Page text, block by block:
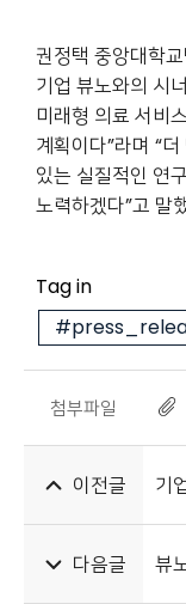
권정택 중앙대학
기업 뷰노와의 시
미래형 의료 서비
계획이다”라며 “
있는 실질적인 연
노력하겠다”고 말
Tag in
첨부파일
이전글 기
다음글